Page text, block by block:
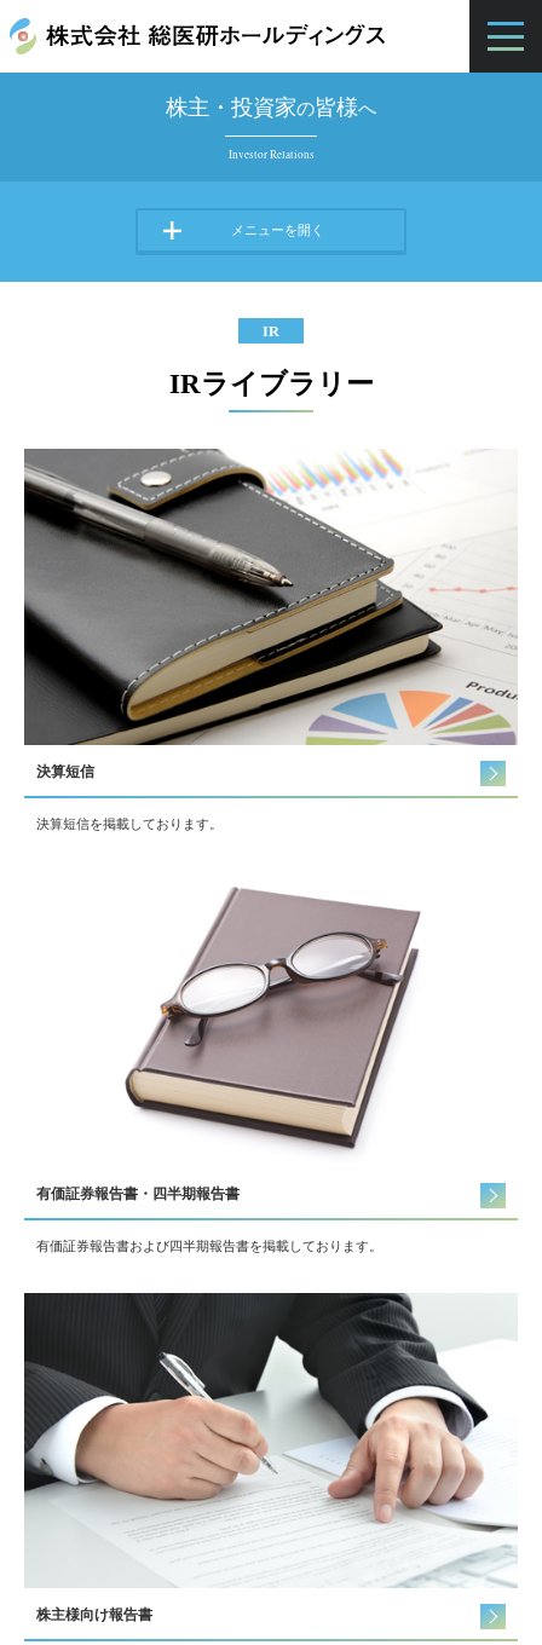
株主・投資家の皆様へ
Investor Relations
IR
IRライブラリー
決算短信
決算短信を掲載しております。
有価証券報告書・四半期報告書
有価証券報告書および四半期報告書を掲載しております。
株主様向け報告書